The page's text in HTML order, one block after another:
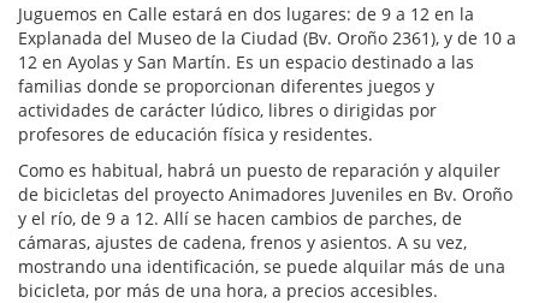
Juguemos en Calle estará en dos lugares: de 9 a 12 en la
Explanada del Museo de la Ciudad (Bv. Oroño 2361), y de 10 a
12 en Ayolas y San Martín. Es un espacio destinado a las
familias donde se proporcionan diferentes juegos y
actividades de carácter lúdico, libres o dirigidas por
profesores de educación física y residentes.
Como es habitual, habrá un puesto de reparación y alquiler
de bicicletas del proyecto Animadores Juveniles en Bv. Oroño
y el río, de 9 a 12. Allí se hacen cambios de parches, de
cámaras, ajustes de cadena, frenos y asientos. A su vez,
mostrando una identificación, se puede alquilar más de una
bicicleta, por más de una hora, a precios accesibles.